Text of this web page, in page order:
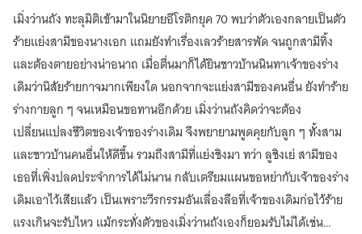
แซ่
บ
พร้อม
ลูกชาย
สาม
เล่ม
3
มา
อยู่
ใน
ร่าง
แม่
สุด
แซ่
บ
พร้อม
ลูกชาย
ทั้ง
สาม
เมิ่งว่านถัง ทะลุมิติเข้ามาในนิยายอีโรติกยุค 70 พบว่าตัวเองกลายเป็นตัว
ร้ายแย่งสามีของนางเอก แถมยังทำเรื่องเลวร้ายสารพัด จนถูกสามีทิ้ง
และต้องตายอย่างน่าอนาถ เมื่อตื่นมาก็ได้ยินชาวบ้านนินทาเจ้าของร่าง
เดิมว่านิสัยร้ายกาจมากเพียงใด นอกจากจะแย่งสามีของคนอื่น ยังทำร้าย
ร่างกายลูก ๆ จนเหมือนขอทานอีกด้วย เมิ่งว่านถังคิดว่าจะต้อง
เปลี่ยนแปลงชีวิตของเจ้าของร่างเดิม จึงพยายามพูดคุยกับลูก ๆ ทั้งสาม
และชาวบ้านคนอื่นให้ดีขึ้น รวมถึงสามีที่แย่งชิงมา ทว่า ลูชิงเย่ สามีของ
เธอที่เพิ่งปลดประจำการได้ไม่นาน กลับเตรียมแผนขอหย่ากับเจ้าของร่าง
เดิมเอาไว้เสียแล้ว เป็นเพราะวีรกรรมอันเลื่องลือที่เจ้าของเดิมก่อไว้ร้าย
แรงเกินจะรับไหว แม้กระทั่งตัวของเมิ่งว่านถังเองก็ยอมรับไม่ได้เช่น